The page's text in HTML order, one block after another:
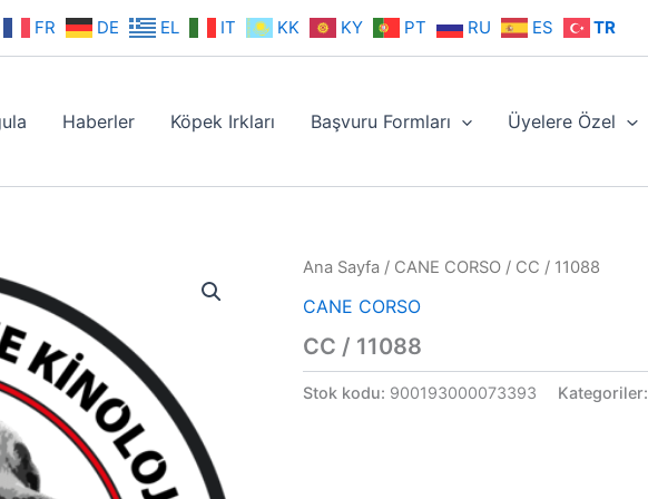
FR DE EL IT KK KY PT RU ES TR
Haberler Köpek Irkları Başvuru Formları Üyelere Özel
Ana Sayfa / CANE CORSO / CC / 11088
CANE CORSO
CC / 11088
Stok kodu: 900193000073393 Kategoriler: